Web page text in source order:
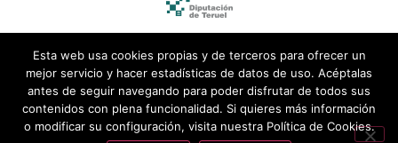
Esta web usa cookies propias y de terceros para ofrecer un
mejor servicio y hacer estadísticas de datos de uso. Acéptalas
antes de seguir navegando para poder disfrutar de todos sus
contenidos con plena funcionalidad. Si quieres más información
o modificar su configuración, visita nuestra Política de Cookies.